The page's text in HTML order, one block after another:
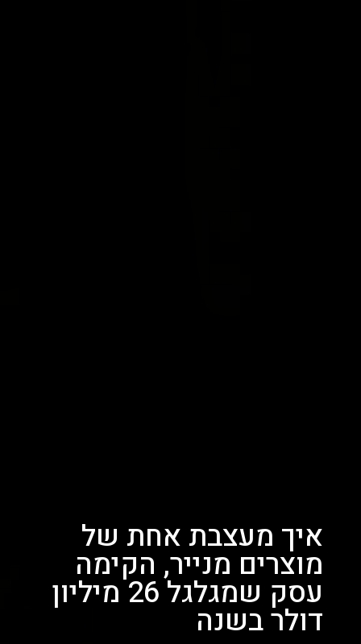
איך מעצבת אחת של
מוצרים מנייר, הקימה
עסק שמגלגל 26 מיליון
דולר בשנה